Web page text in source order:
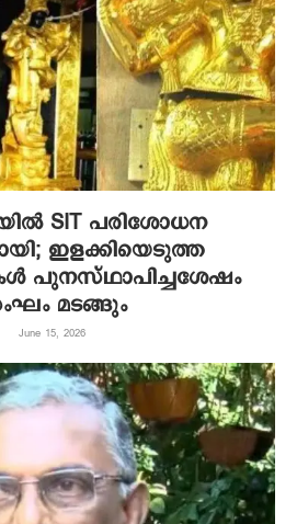
SIT പരിശോധന
ഇളക്കിയെടുത്ത
പുനസ്ഥാപിച്ചശേഷം
മടങ്ങും
June 15, 2026